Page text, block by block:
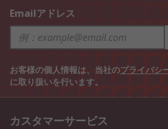
Emailアドレス
お客様の個人情報は、当社のプライバシ
に取り扱いを行います。
カスタマーサービス